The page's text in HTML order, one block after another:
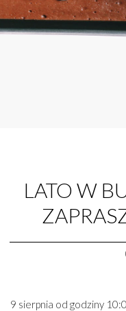
LATO W
9 sierpnia od godziny